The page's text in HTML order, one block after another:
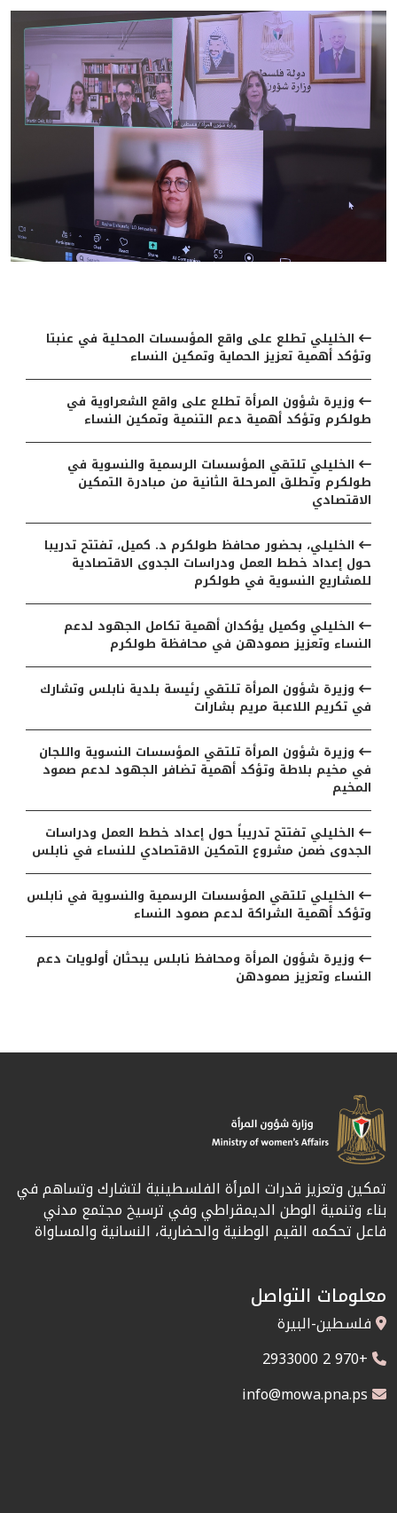
الخليلي تطلع على واقع المؤسسات المحلية في عنبتا
وتؤكد أهمية تعزيز الحماية وتمكين النساء
وزيرة شؤون المرأة تطلع على واقع الشعراوية في
طولكرم وتؤكد أهمية دعم التنمية وتمكين النساء
الخليلي تلتقي المؤسسات الرسمية والنسوية في
طولكرم وتطلق المرحلة الثانية من مبادرة التمكين
الاقتصادي
الخليلي، بحضور محافظ طولكرم د. كميل، تفتتح تدريبا
حول إعداد خطط العمل ودراسات الجدوى الاقتصادية
للمشاريع النسوية في طولكرم
الخليلي وكميل يؤكدان أهمية تكامل الجهود لدعم
النساء وتعزيز صمودهن في محافظة طولكرم
وزيرة شؤون المرأة تلتقي رئيسة بلدية نابلس وتشارك
في تكريم اللاعبة مريم بشارات
وزيرة شؤون المرأة تلتقي المؤسسات النسوية واللجان
في مخيم بلاطة وتؤكد أهمية تضافر الجهود لدعم صمود
المخيم
الخليلي تفتتح تدريباً حول إعداد خطط العمل ودراسات
الجدوى ضمن مشروع التمكين الاقتصادي للنساء في نابلس
الخليلي تلتقي المؤسسات الرسمية والنسوية في نابلس
وتؤكد أهمية الشراكة لدعم صمود النساء
وزيرة شؤون المرأة ومحافظ نابلس يبحثان أولويات دعم
النساء وتعزيز صمودهن
تمكين وتعزيز قدرات المرأة الفلسطينية لتشارك وتساهم في
بناء وتنمية الوطن الديمقراطي وفي ترسيخ مجتمع مدني
فاعل تحكمه القيم الوطنية والحضارية، النسانية والمساواة
معلومات التواصل
فلسطين-البيرة
+970 2 2933000
info@mowa.pna.ps